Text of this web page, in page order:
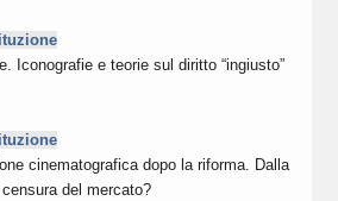
Iconografie e teorie sul diritto “ingiusto”
cinematografica dopo la riforma. Dalla
del mercato?